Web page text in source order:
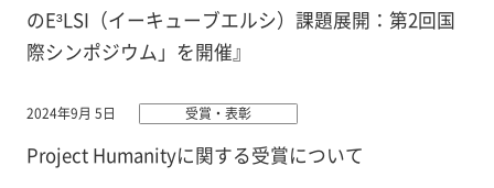
のE³LSI（イーキューブエルシ）課題展開：第2回国
際シンポジウム」を開催』
2024年9月 5日 受賞・表彰
Project Humanityに関する受賞について